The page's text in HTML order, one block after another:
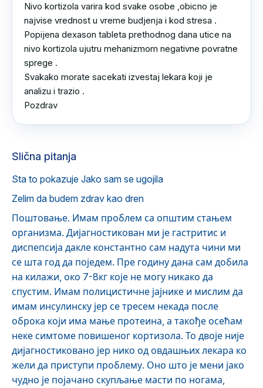
Nivo kortizola varira kod svake osobe ,obicno je
najvise vrednost u vreme budjenja i kod stresa .
Popijena dexason tableta prethodnog dana utice na
nivo kortizola ujutru mehanizmom negativne povratne
sprege .
Svakako morate sacekati izvestaj lekara koji je
analizu i trazio .
Pozdrav
Slična pitanja
Sta to pokazuje Jako sam se ugojila
Zelim da budem zdrav kao dren
Поштовање. Имам проблем са општим стањем
организма. Дијагностикован ми је гастритис и
диспепсија дакле константно сам надута чини ми
се шта год да поједем. Пре годину дана сам добила
на килажи, око 7-8кг које не могу никако да
спустим. Имам полицистичне јајнике и мислим да
имам инсулинску јер се тресем некада после
оброка који има мање протеина, а такође осећам
неке симтоме повишеног кортизола. То двоје није
дијагностиковано јер нико од овдашњих лекара ко
жели да приступи проблему. Оно што је мени јако
чудно је појачано скупљање масти по ногама,